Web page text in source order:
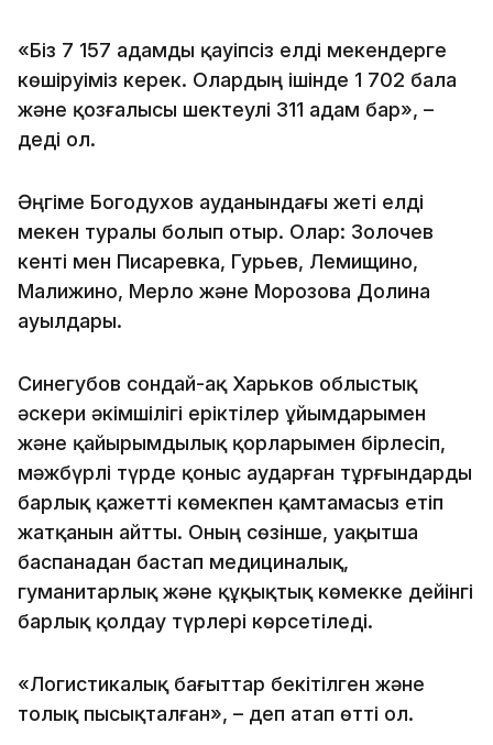
«Біз 7 157 адамды қауіпсіз елді мекендерге
көшіруіміз керек. Олардың ішінде 1 702 бала
және қозғалысы шектеулі 311 адам бар», –
деді ол.
Әңгіме Богодухов ауданындағы жеті елді
мекен туралы болып отыр. Олар: Золочев
кенті мен Писаревка, Гурьев, Лемищино,
Малижино, Мерло және Морозова Долина
ауылдары.
Синегубов сондай-ақ Харьков облыстық
әскери әкімшілігі еріктілер ұйымдарымен
және қайырымдылық қорларымен бірлесіп,
мәжбүрлі түрде қоныс аударған тұрғындарды
барлық қажетті көмекпен қамтамасыз етіп
жатқанын айтты. Оның сөзінше, уақытша
баспанадан бастап медициналық,
гуманитарлық және құқықтық көмекке дейінгі
барлық қолдау түрлері көрсетіледі.
«Логистикалық бағыттар бекітілген және
толық пысықталған», – деп атап өтті ол.